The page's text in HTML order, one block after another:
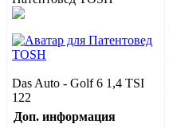
Das Auto - Golf 6 1,4 TSI
122
Доп. информация